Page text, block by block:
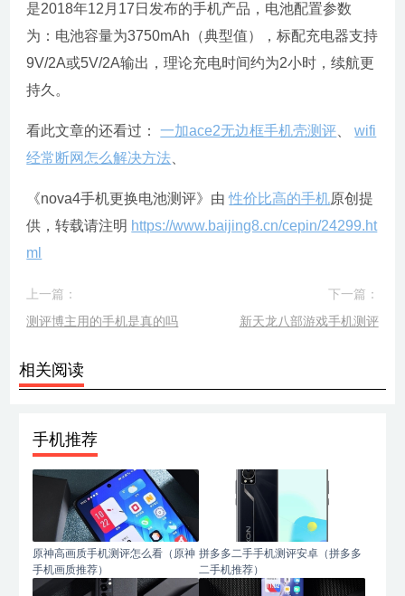
是2018年12月17日发布的手机产品，电池配置参数
为：电池容量为3750mAh（典型值），标配充电器支持
9V/2A或5V/2A输出，理论充电时间约为2小时，续航更
持久。
看此文章的还看过：一加ace2无边框手机壳测评 、wifi
经常断网怎么解决方法
《nova4手机更换电池测评》由性价比高的手机原创提
供，转载请注明 https://www.baijing8.cn/cepin/24299.ht
ml
上一篇：
测评博主用的手机是真的吗
下一篇：
新天龙八部游戏手机测评
相关阅读
手机推荐
原神高画质手机测评怎么看（原神
手机画质推荐）
拼多多二手手机测评安卓（拼多多
二手机推荐）